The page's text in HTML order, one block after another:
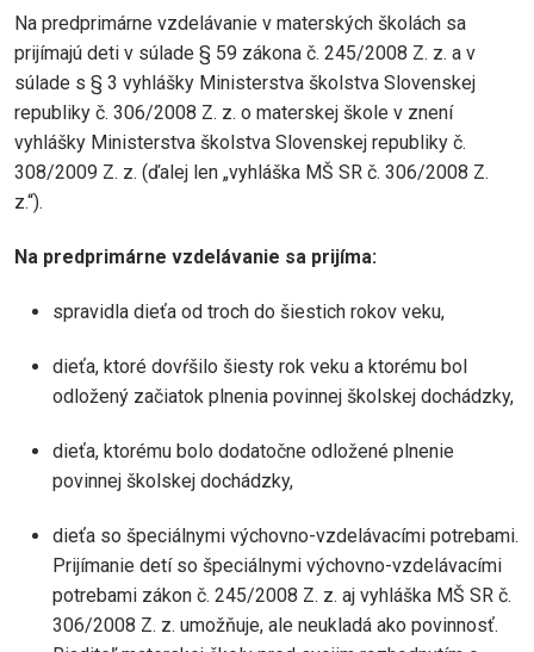
Na predprimárne vzdelávanie v materských školách sa
prijímajú deti v súlade § 59 zákona č. 245/2008 Z. z. a v
súlade s § 3 vyhlášky Ministerstva školstva Slovenskej
republiky č. 306/2008 Z. z. o materskej škole v znení
vyhlášky Ministerstva školstva Slovenskej republiky č.
308/2009 Z. z. (ďalej len „vyhláška MŠ SR č. 306/2008 Z.
z.“).
Na predprimárne vzdelávanie sa prijíma:
spravidla dieťa od troch do šiestich rokov veku,
dieťa, ktoré dovŕšilo šiesty rok veku a ktorému bol
odložený začiatok plnenia povinnej školskej dochádzky,
dieťa, ktorému bolo dodatočne odložené plnenie
povinnej školskej dochádzky,
dieťa so špeciálnymi výchovno-vzdelávacími potrebami.
Prijímanie detí so špeciálnymi výchovno-vzdelávacími
potrebami zákon č. 245/2008 Z. z. aj vyhláška MŠ SR č.
306/2008 Z. z. umožňuje, ale neukladá ako povinnosť.